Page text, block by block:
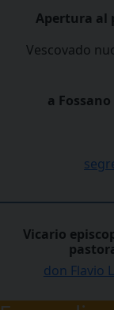
Apertura al
Vescovado
a
Vicario
don Flavio